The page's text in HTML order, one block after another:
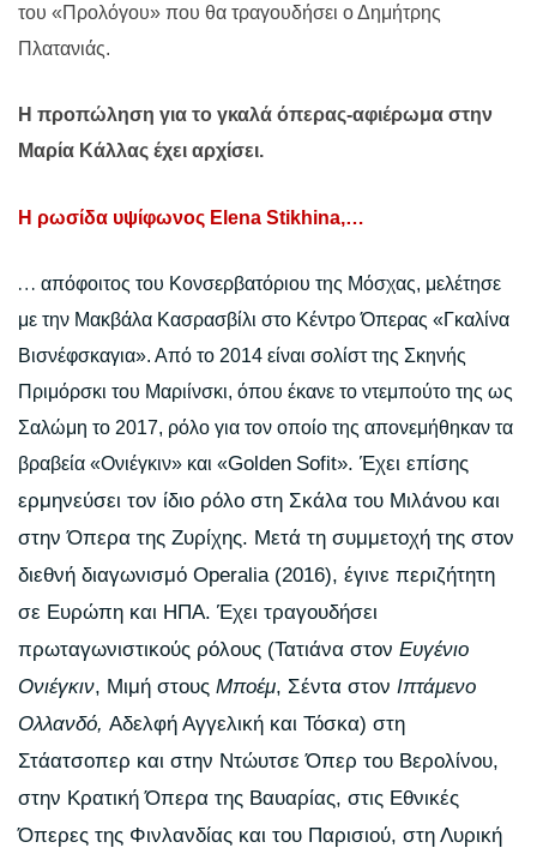
του «Προλόγου» που θα τραγουδήσει ο Δημήτρης
Πλατανιάς.
Η προπώληση για το γκαλά όπερας-αφιέρωμα στην
Μαρία Κάλλας έχει αρχίσει.
Η ρωσίδα υψίφωνος Elena Stikhina,…
… απόφοιτος του Κονσερβατόριου της Μόσχας, μελέτησε
με την Μακβάλα Κασρασβίλι στο Κέντρο Όπερας «Γκαλίνα
Βισνέφσκαγια». Από το 2014 είναι σολίστ της Σκηνής
Πριμόρσκι του Μαριίνσκι, όπου έκανε το ντεμπούτο της ως
Σαλώμη το 2017, ρόλο για τον οποίο της απονεμήθηκαν τα
βραβεία «Ονιέγκιν» και «Golden Sofit». Έχει επίσης
ερμηνεύσει τον ίδιο ρόλο στη Σκάλα του Μιλάνου και
στην Όπερα της Ζυρίχης. Μετά τη συμμετοχή της στον
διεθνή διαγωνισμό Operalia(2016), έγινε περιζήτητη
σε Ευρώπη και ΗΠΑ. Έχει τραγουδήσει
πρωταγωνιστικούς ρόλους (Τατιάνα στον Eυγένιο
Ονιέγκιν, Μιμή στους Μποέμ, Σέντα στον Ιπτάμενο
Ολλανδό, Αδελφή Αγγελική και Τόσκα) στη
Στάατσοπερ και στην Ντώυτσε Όπερ του Βερολίνου,
στην Κρατική Όπερα της Βαυαρίας, στις Εθνικές
Όπερες της Φινλανδίας και του Παρισιού, στη Λυρική